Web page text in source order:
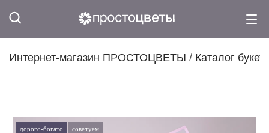
Интернет-магазин ПРОСТОЦВЕТЫ / Каталог
дорого-богато советуем